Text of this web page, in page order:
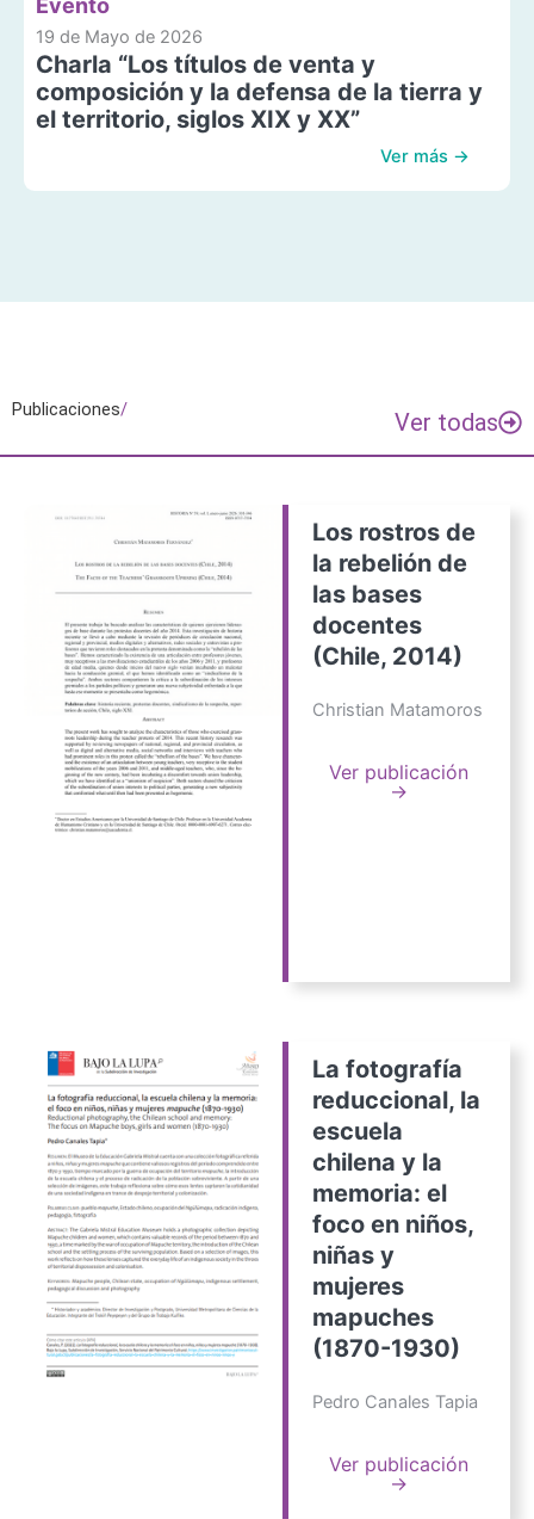
Evento
19 de Mayo de 2026
Charla “Los títulos de venta y
composición y la defensa de la tierra y
el territorio, siglos XIX y XX”
Ver más →
Publicaciones/ Ver todas
Los rostros de
la rebelión de
las bases
docentes
(Chile, 2014)
Christian Matamoros
Ver publicación
→
La fotografía
reduccional, la
escuela
chilena y la
memoria: el
foco en niños,
niñas y
mujeres
mapuches
(1870-1930)
Pedro Canales Tapia
Ver publicación
→